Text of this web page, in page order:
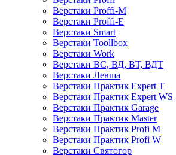
Верстаки Proffi-M
Верстаки Proffi-Е
Верстаки Smart
Верстаки Toollbox
Верстаки Work
Верстаки ВС, ВД, ВТ, ВДТ
Верстаки Левша
Верстаки Практик Expert T
Верстаки Практик Expert WS
Верстаки Практик Garage
Верстаки Практик Master
Верстаки Практик Profi M
Верстаки Практик Profi W
Верстаки Святогор